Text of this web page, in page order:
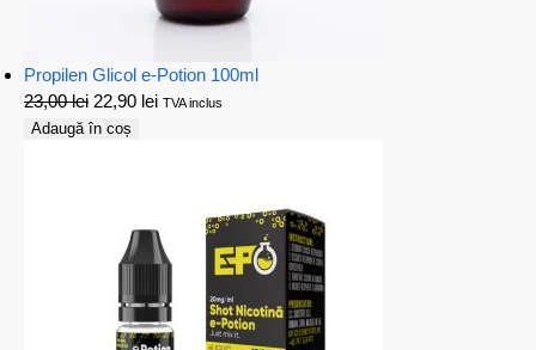
Propilen Glicol e-Potion 100ml
23,00lei 22,90 lei TVA inclus
Adaugă în coș